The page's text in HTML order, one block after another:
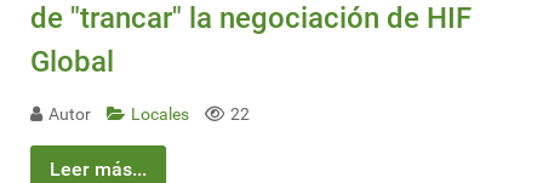
de "trancar" la negociación de HIF
Global
Autor Locales 22
Leer más...